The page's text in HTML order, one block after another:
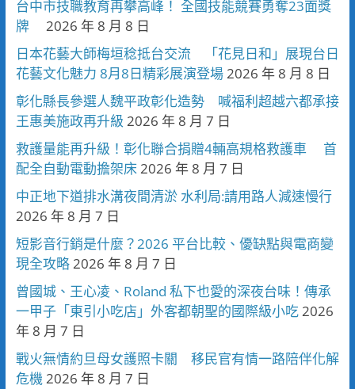
台中市技職教育再攀高峰！ 全國技能競賽勇奪23面獎
牌
2026 年 8 月 8 日
日本花藝大師梅垣稔抵台交流 「花見日和」展現台日
花藝文化魅力 8月8日精彩展演登場2026 年 8 月 8 日
彰化縣長參選人魏平政彰化造勢 喊福利超越六都承接
王惠美施政再升級 2026 年 8 月 7 日
救護量能再升級！彰化聯合捐贈4輛高規格救護車 首
配全自動電動擔架床2026 年 8 月 7 日
中正地下道排水溝夜間清淤 水利局:請用路人減速慢行
2026 年 8 月 7 日
短影音行銷是什麼？2026 平台比較、優缺點與電商變
現全攻略2026 年 8 月 7 日
曾國城、王心凌、Roland 私下也愛的深夜台味！傳承
一甲子「東引小吃店」外客都朝聖的國際級小吃2026
年 8 月 7 日
戰火無情約旦母女護照卡關 移民官有情一路陪伴化解
危機2026 年 8 月 7 日